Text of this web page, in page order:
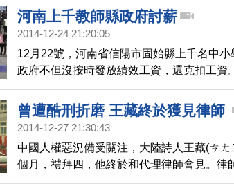
警察攔截，沒能到達北京。2016年10月已發
央軍委「八一大樓」事件，震驚了中共高層。
河南上千教師縣政府討薪
2014-12-24 21:20:05
12月22號，河南省信陽市固始縣上千名中
政府不但沒按時發放績效工資，還克扣工資
警力，抓捕10多名老師，學校鎖上大門，不
曾遭酷刑折磨 王藏終於獲見律師
2014-12-27 21:30:43
中國人權惡況備受關注，大陸詩人王藏(ㄘ
個月，禮拜四，他終於和代理律師會見。律
間，曾經遭到酷刑虐待，甚至突發心臟病，